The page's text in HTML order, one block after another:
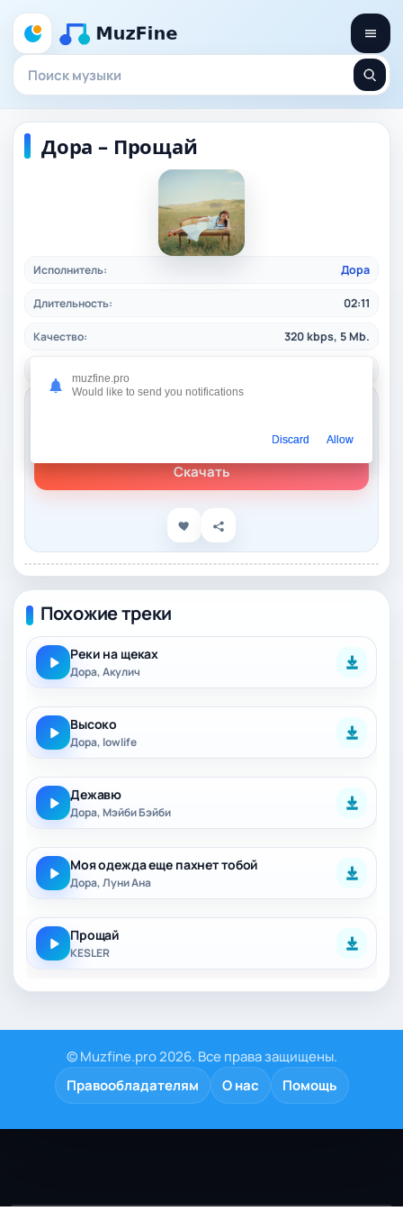
Дора – Прощай
Исполнитель: Дора
Длительность: 02:11
Качество: 320 kbps, 5 Mb.
Скачать
Похожие треки
Реки на щеках
Дора, Акулич
Высоко
Дора, lowlife
Дежавю
Дора, Мэйби Бэйби
Моя одежда еще пахнет тобой
Дора, Луни Ана
Прощай
KESLER
© Muzfine.pro 2026. Все права защищены.
Правообладателям
О нас Помощь
muzfine.pro
Would like to send you notifications
Discard Allow